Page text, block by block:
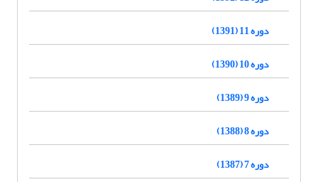
دوره 11 (1391)
دوره 10 (1390)
دوره 9 (1389)
دوره 8 (1388)
دوره 7 (1387)